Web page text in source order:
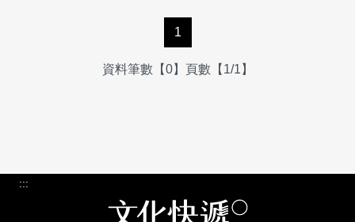
1
資料筆數【0】頁數【1/1】
:::